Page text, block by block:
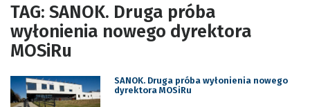
TAG: SANOK. Druga próba
wyłonienia nowego dyrektora
MOSiRu
SANOK. Druga próba wyłonienia nowego
dyrektora MOSiRu